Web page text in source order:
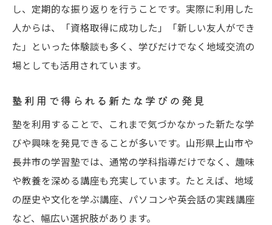
し、定期的な振り返りを行うことです。実際に利用した
人からは、「資格取得に成功した」「新しい友人ができ
た」といった体験談も多く、学びだけでなく地域交流の
場としても活用されています。
塾利用で得られる新たな学びの発見
塾を利用することで、これまで気づかなかった新たな学
びや興味を発見できることが多いです。山形県上山市や
長井市の学習塾では、通常の学科指導だけでなく、趣味
や教養を深める講座も充実しています。たとえば、地域
の歴史や文化を学ぶ講座、パソコンや英会話の実践講座
など、幅広い選択肢があります。